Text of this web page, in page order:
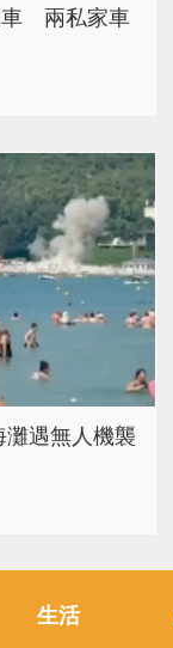
車 兩私家車
灘遇無人機襲
生活